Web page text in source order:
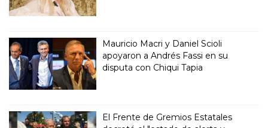
Mauricio Macri y Daniel Scioli
apoyaron a Andrés Fassi en su
disputa con Chiqui Tapia
El Frente de Gremios Estatales